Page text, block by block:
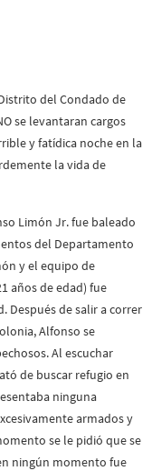
del Condado de
se levantaran cargos
y fatídica noche en la
la vida de
Limón Jr. fue baleado
del Departamento
y el equipo de
años de edad) fue
Después de salir a correr
Alfonso se
Al escuchar
de buscar refugio en
ninguna
armados y
se le pidió que se
ningún momento fue